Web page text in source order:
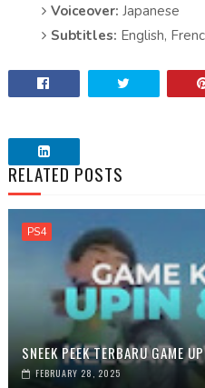
Voiceover: Japanese
Subtitles: English,
RELATED POSTS
PS4
SNEEK PEEK TERBARU GAME
FEBRUARY 28, 2025